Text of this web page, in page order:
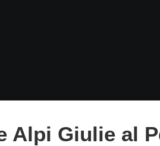
Alpi Giulie al